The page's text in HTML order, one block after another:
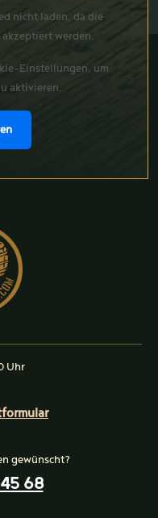
nicht laden, da die
werden.
Einstellungen, um
aktivieren.
Uhr
gewünscht?
68